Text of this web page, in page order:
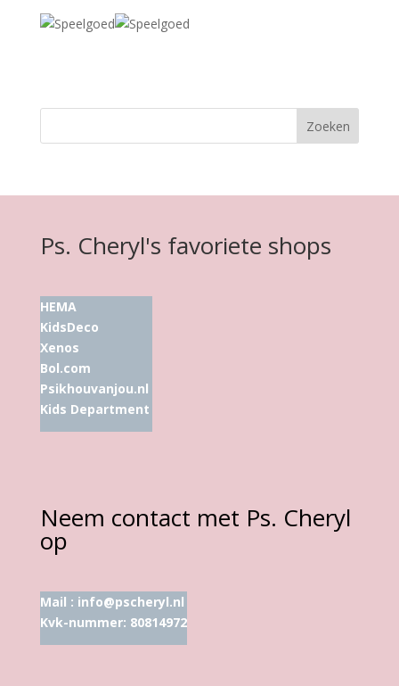
Ps. Cheryl's favoriete shops
HEMA
KidsDeco
Xenos
Bol.com
Psikhouvanjou.nl
Kids Department
Neem contact met Ps. Cheryl
op
Mail : info@pscheryl.nl
Kvk-nummer: 80814972